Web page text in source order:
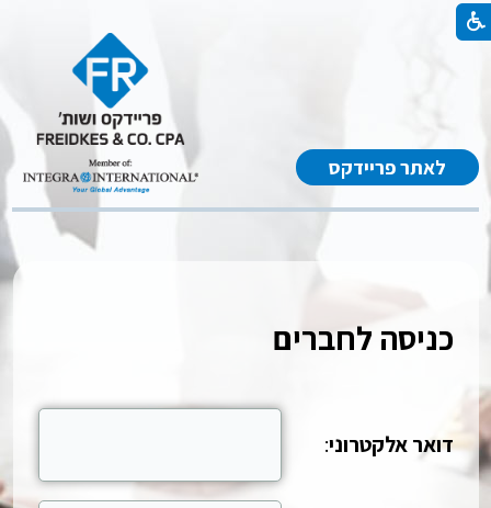
לאתר פריידקס
כניסה לחברים
דואר אלקטרוני: